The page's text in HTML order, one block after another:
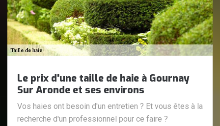
Le prix d'une taille de haie à Gournay
Sur Aronde et ses environs
Vos haies ont besoin d'un entretien ? Et vous êtes à la
recherche d'un professionnel pour ce faire ?